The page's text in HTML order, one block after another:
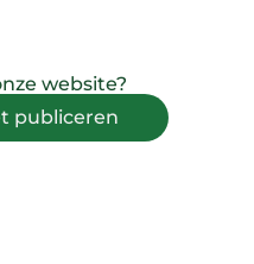
website?
publiceren